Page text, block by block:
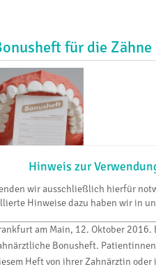
Hinweis zur
wir ausschließlich hierfür
Hinweise dazu haben wir in
für die Zähne
zubeißen können Kinder,
pflegen und regelmäßig
am Main, 12. Oktober
Bonusheft.
Heft von ihrer Zahnärztin